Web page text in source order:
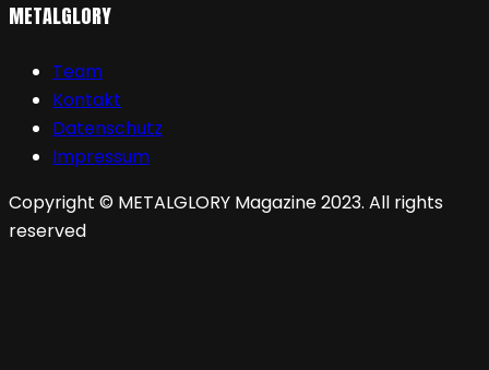
METALGLORY
Team
Kontakt
Datenschutz
Impressum
Copyright © METALGLORY Magazine 2023. All rights
reserved